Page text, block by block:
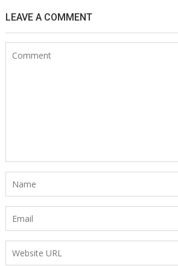
г
а
ц
п
и
с
я
м
LEAVE A COMMENT